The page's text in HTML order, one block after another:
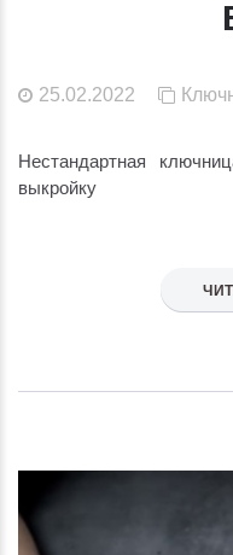
25.02.2022
Нестандартная
выкройку